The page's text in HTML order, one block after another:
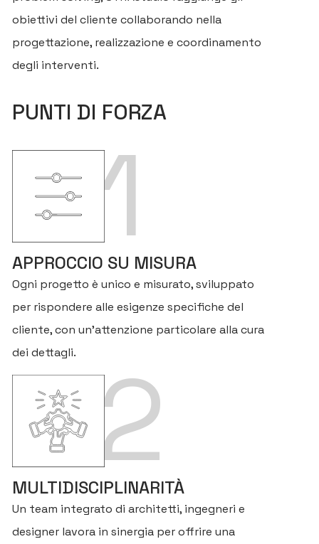
obiettivi del cliente collaborando nella
progettazione, realizzazione e coordinamento
degli interventi.
PUNTI DI FORZA
1
APPROCCIO SU MISURA
Ogni progetto è unico e misurato, sviluppato
per rispondere alle esigenze specifiche del
cliente, con un’attenzione particolare alla cura
dei dettagli.
2
MULTIDISCIPLINARITÀ
Un team integrato di architetti, ingegneri e
designer lavora in sinergia per offrire una